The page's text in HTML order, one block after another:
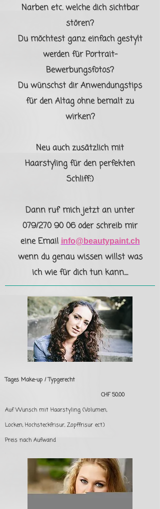
Narben etc. welche dich sichtbar
stören?
Du möchtest ganz einfach gestylt
werden für Portrait-
Bewerbungsfotos?
Du wünschst dir Anwendungstips
für den Altag ohne bemalt zu
wirken?
Neu auch zusätzlich mit
Haarstyling für den perfekten
Schliff:)
Dann ruf' mich jetzt an unter
079/270 90 06 oder schreib mir
eine Emailinfo@beautypaint.ch
wenn du genau wissen willst was
ich wie für dich tun kann....
Tages Make-up / Typgerecht
CHF 50.00
Auf Wunsch mit Haarstyling (Volumen,
Locken, Hochsteckfrisur, Zopffrisur ect.)
Preis nach Aufwand